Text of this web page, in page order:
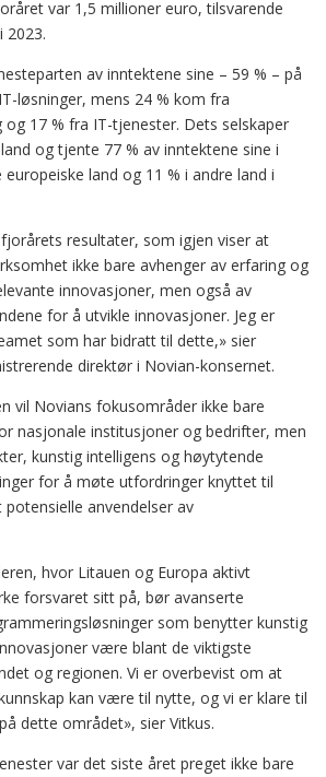
var 1,5 millioner euro, tilsvarende
2023.
av inntektene sine – 59 % – på
løsninger, mens 24 % kom fra
17 % fra IT-tjenester. Dets selskaper
og tjente 77 % av inntektene sine i
europeiske land og 11 % i andre land i
resultater, som igjen viser at
ikke bare avhenger av erfaring og
innovasjoner, men også av
for å utvikle innovasjoner. Jeg er
som har bidratt til dette,» sier
direktør i Novian-konsernet.
vil Novians fokusområder ikke bare
nasjonale institusjoner og bedrifter, men
kunstig intelligens og høytytende
for å møte utfordringer knyttet til
anvendelser av
hvor Litauen og Europa aktivt
forsvaret sitt på, bør avanserte
som benytter kunstig
være blant de viktigste
og regionen. Vi er overbevist om at
kan være til nytte, og vi er klare til
dette området», sier Vitkus.
var det siste året preget ikke bare